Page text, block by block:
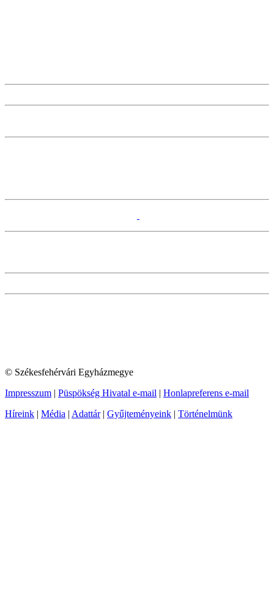
© Székesfehérvári Egyházmegye
Impresszum | Püspökség Hivatal e-mail | Honlapreferens e-mail
Híreink | Média | Adattár| Gyűjteményeink | Történelmünk